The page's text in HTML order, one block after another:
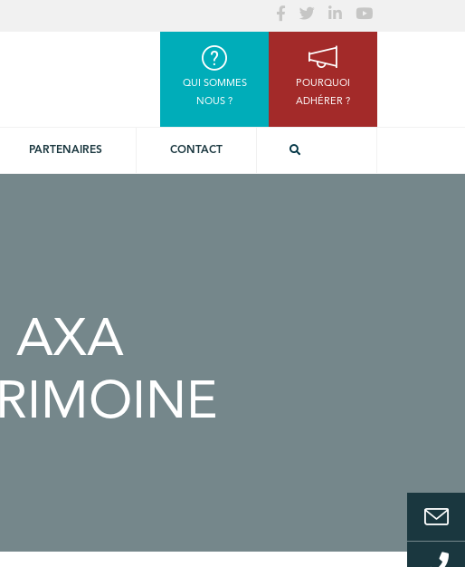
QUI SOMMES
NOUS ?
POURQUOI
ADHÉRER ?
PARTENAIRES CONTACT
AXA